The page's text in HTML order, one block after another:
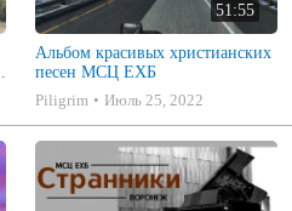
51:55
Альбом красивых христианских
песен МСЦ ЕХБ
Piligrim
Июль 25, 2022